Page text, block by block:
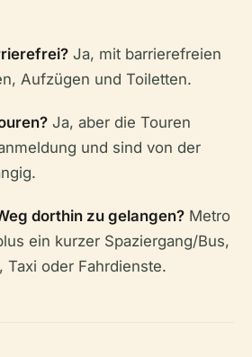
Ja, mit barrierefreien
Aufzügen und Toiletten.
Ja, aber die Touren
und sind von der
dorthin zu gelangen? Metro
ein kurzer Spaziergang/Bus,
Taxi oder Fahrdienste.